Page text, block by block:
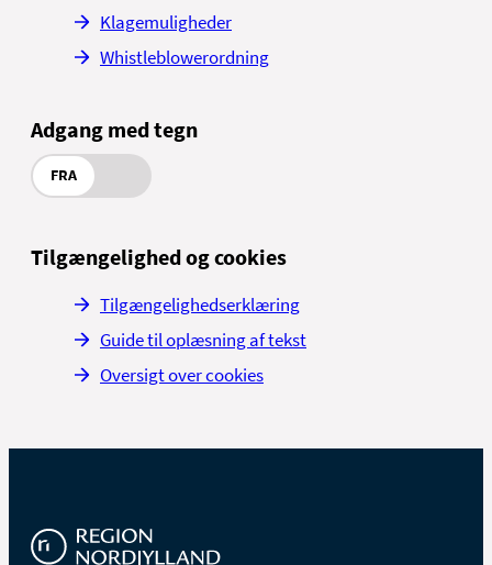
Klagemuligheder
Whistleblowerordning
Adgang med tegn
FRA
Tilgængelighed og cookies
Tilgængelighedserklæring
Guide til oplæsning af tekst
Oversigt over cookies